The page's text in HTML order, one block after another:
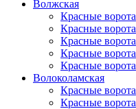
Волжская
Красные ворота
Красные ворота
Красные ворота
Красные ворота
Красные ворота
Волоколамская
Красные ворота
Красные ворота